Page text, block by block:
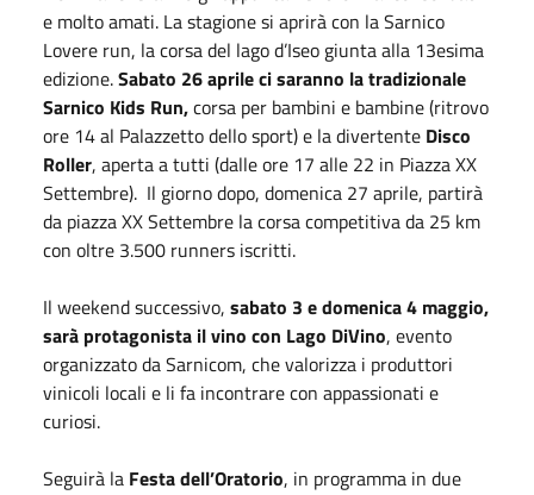
e molto amati. La stagione si aprirà con la Sarnico
Lovere run, la corsa del lago d’Iseo giunta alla 13esima
edizione.Sabato 26 aprile ci saranno la tradizionale
Sarnico Kids Run,corsa per bambini e bambine (ritrovo
ore 14 al Palazzetto dello sport) e la divertente Disco
Roller, aperta a tutti (dalle ore 17 alle 22 in Piazza XX
Settembre). Il giorno dopo, domenica 27 aprile, partirà
da piazza XX Settembre la corsa competitiva da 25 km
con oltre 3.500 runners iscritti.
Il weekend successivo, sabato 3 e domenica 4 maggio,
sarà protagonista il vino con Lago DiVino, evento
organizzato da Sarnicom, che valorizza i produttori
vinicoli locali e li fa incontrare con appassionati e
curiosi.
Seguirà la Festa dell’Oratorio, in programma in due